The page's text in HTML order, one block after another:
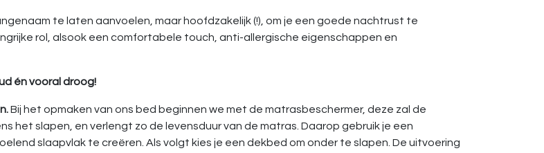
te laten aanvoelen, maar hoofdzakelijk (!), om je een goede nachtrust te
rol, alsook een comfortabele touch, anti-allergische eigenschappen en
én vooral droog!
Bij het opmaken van ons bed beginnen we met de matrasbeschermer, deze zal de
slapen, en verlengt zo de levensduur van de matras. Daarop gebruik je een
slaapvlak te creëren. Als volgt kies je een dekbed om onder te slapen. De uitvoering